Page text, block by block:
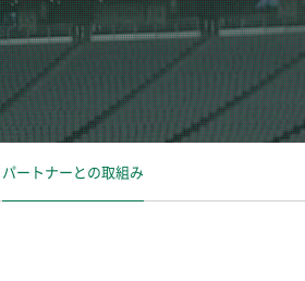
パートナーとの取組み